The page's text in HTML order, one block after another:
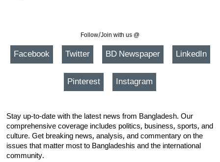
Follow/Join with us @
Facebook Twitter BD Newspaper LinkedIn
Pinterest Instagram
Stay up-to-date with the latest news from Bangladesh. Our
comprehensive coverage includes politics, business, sports, and
culture. Get breaking news, analysis, and commentary on the
issues that matter most to Bangladeshis and the international
community.